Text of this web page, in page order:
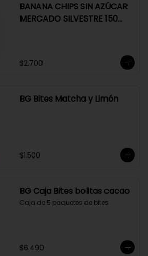
BANANA CHIPS SIN AZÚCAR
MERCADO SILVESTRE 150
$2.700
BG Bites Matcha y Limón
$1.500
BG Caja Bites bolitas cacao
Caja de 5 paquetes de bites
$6.490